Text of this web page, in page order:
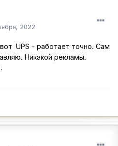
2022
UPS - работает точно. Сам
Никакой рекламы.